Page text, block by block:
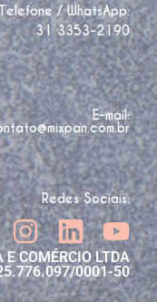
/ WhatsApp:
31 3353-2190
E-mail:
Redes Sociais:
COMÉRCIO LTDA
0001-50